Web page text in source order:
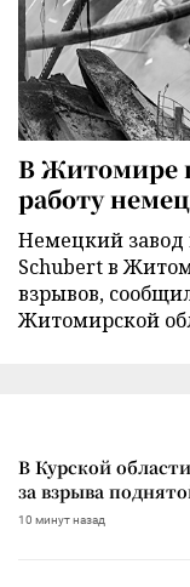
В Житомире
работу
Немецкий завод
Schubert в
взрывов,
Житомирской
В Курской
за взрыва
10 минут назад